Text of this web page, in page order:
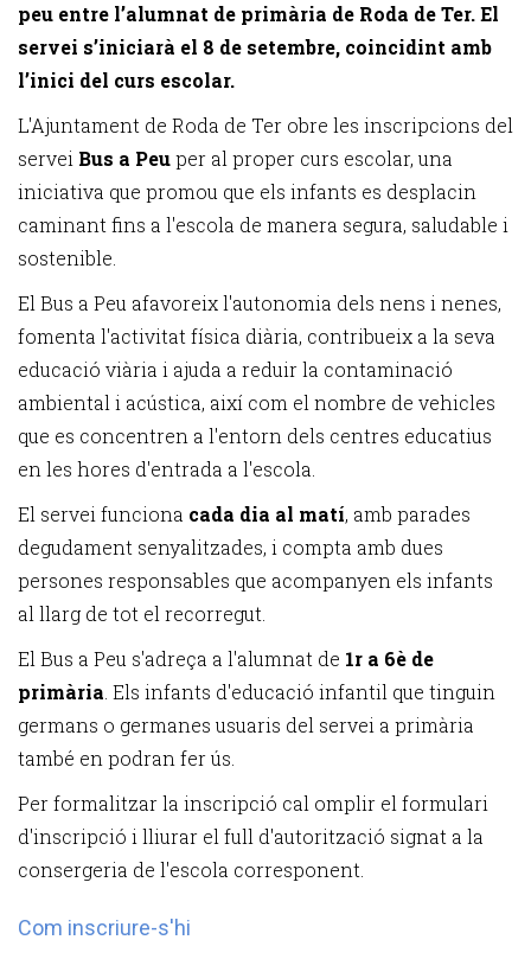
peu entre l’alumnat de primària de Roda de Ter. El
servei s’iniciarà el 8 de setembre, coincidint amb
l’inici del curs escolar.
L'Ajuntament de Roda de Ter obre les inscripcions del
servei Bus a Peuper al proper curs escolar, una
iniciativa que promou que els infants es desplacin
caminant fins a l'escola de manera segura, saludable i
sostenible.
El Bus a Peu afavoreix l'autonomia dels nens i nenes,
fomenta l'activitat física diària, contribueix a la seva
educació viària i ajuda a reduir la contaminació
ambiental i acústica, així com el nombre de vehicles
que es concentren a l'entorn dels centres educatius
en les hores d'entrada a l'escola.
El servei funciona cada dia al matí, amb parades
degudament senyalitzades, i compta amb dues
persones responsables que acompanyen els infants
al llarg de tot el recorregut.
El Bus a Peu s'adreça a l'alumnat de 1r a 6è de
primària . Els infants d'educació infantil que tinguin
germans o germanes usuaris del servei a primària
també en podran fer ús.
Per formalitzar la inscripció cal omplir el formulari
d'inscripció i lliurar el full d'autorització signat a la
consergeria de l'escola corresponent.
Com inscriure-s'hi